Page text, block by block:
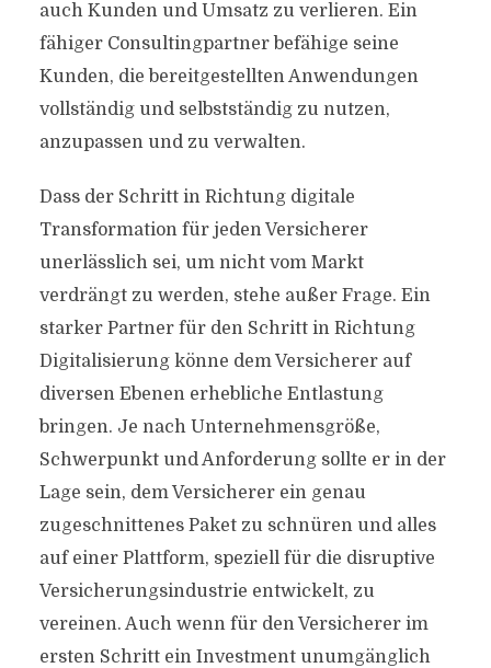
auch Kunden und Umsatz zu verlieren. Ein
fähiger Consultingpartner befähige seine
Kunden, die bereitgestellten Anwendungen
vollständig und selbstständig zu nutzen,
anzupassen und zu verwalten.
Dass der Schritt in Richtung digitale
Transformation für jeden Versicherer
unerlässlich sei, um nicht vom Markt
verdrängt zu werden, stehe außer Frage. Ein
starker Partner für den Schritt in Richtung
Digitalisierung könne dem Versicherer auf
diversen Ebenen erhebliche Entlastung
bringen. Je nach Unternehmensgröße,
Schwerpunkt und Anforderung sollte er in der
Lage sein, dem Versicherer ein genau
zugeschnittenes Paket zu schnüren und alles
auf einer Plattform, speziell für die disruptive
Versicherungsindustrie entwickelt, zu
vereinen. Auch wenn für den Versicherer im
ersten Schritt ein Investment unumgänglich